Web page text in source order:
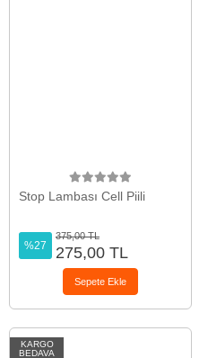
Stop Lambası Cell Piili
%27
375,00 TL
275,00 TL
Sepete Ekle
KARGO
BEDAVA